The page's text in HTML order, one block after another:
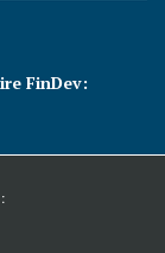
FinDev: